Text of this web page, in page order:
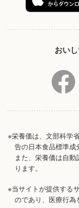
おい
※栄養価は、文部科学
告の日本食品標準成
また、栄養価は自
ります。
※当サイトが提供する
のであり、医療行為